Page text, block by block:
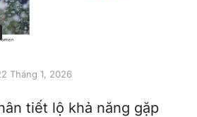
Tháng 1, 2026
tiết lộ khả năng gặp